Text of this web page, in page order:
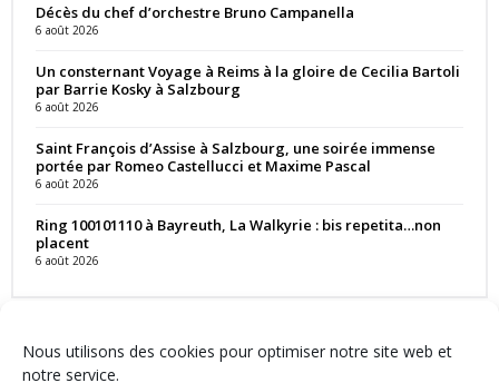
Nous utilisons des cookies pour optimiser notre site web et
notre service.
Décès du chef d’orchestre Bruno Campanella
6 août 2026
Un consternant Voyage à Reims à la gloire de Cecilia Bartoli
par Barrie Kosky à Salzbourg
6 août 2026
Saint François d’Assise à Salzbourg, une soirée immense
portée par Romeo Castellucci et Maxime Pascal
6 août 2026
Ring 100101110 à Bayreuth, La Walkyrie : bis repetita…non
placent
6 août 2026